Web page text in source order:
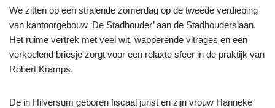
We zitten op een stralende zomerdag op de tweede verdieping
van kantoorgebouw ‘De Stadhouder’ aan de Stadhouderslaan.
Het ruime vertrek met veel wit, wapperende vitrages en een
verkoelend briesje zorgt voor een relaxte sfeer in de praktijk van
Robert Kramps.
De in Hilversum geboren fiscaal jurist en zijn vrouw Hanneke